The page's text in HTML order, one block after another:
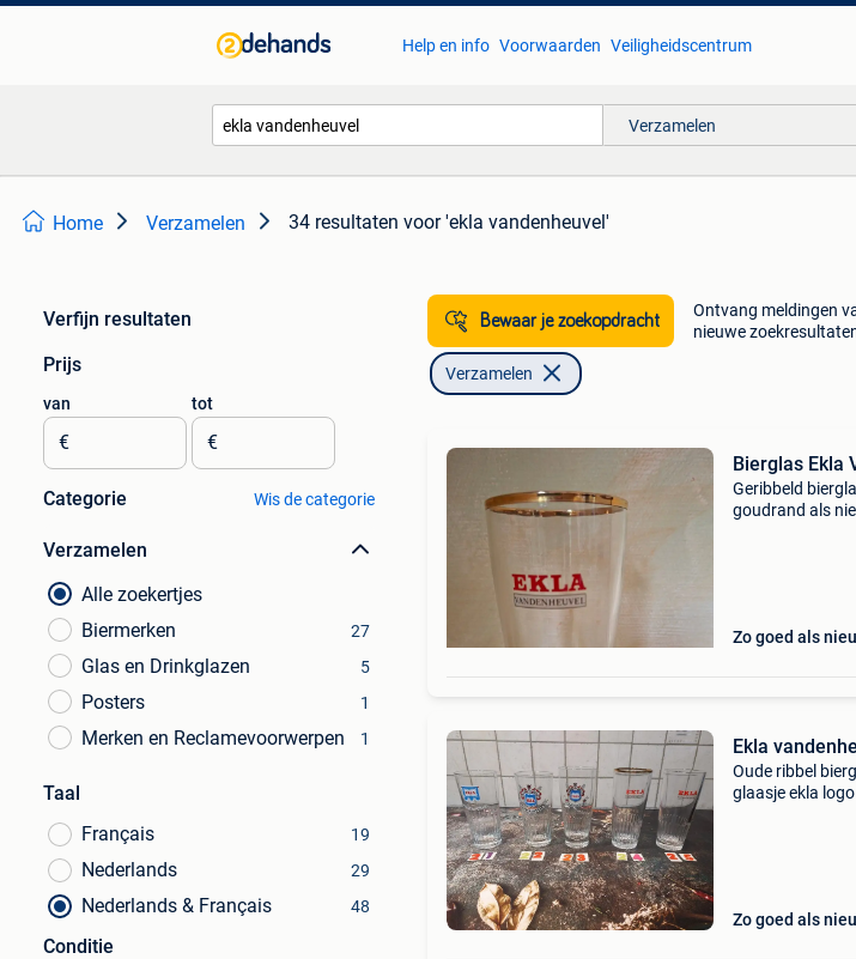
Help en info Voorwaarden Veiligheidscentrum
Verzamelen
Home Verzamelen 34 resultaten voor 'ekla vandenheuvel'
Verfijn resultaten
Prijs
van
€
tot
€
Categorie Wis de categorie
Verzamelen
Alle zoekertjes
Biermerken
27
Glas en Drinkglazen 5
Posters 1
Merken en Reclamevoorwerpen 1
Taal
Français
19
Nederlands 29
Nederlands & Français 48
Conditie
Bewaar je zoekopdracht
Ontvang meldingen
nieuwe
Verzamelen
Bierglas Ekla
Geribbeld
goudrand als
Zo goed als
Ekla
Oude ribbel
glaasje ekla
Zo goed als